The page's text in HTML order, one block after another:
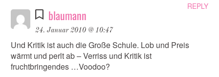
blaumann
24. Januar 2010 @ 10:47
Und Kritik ist auch die Große Schule. Lob und Preis
wärmt und perlt ab – Verriss und Kritik ist
fruchtbringendes …Voodoo?
REPLY